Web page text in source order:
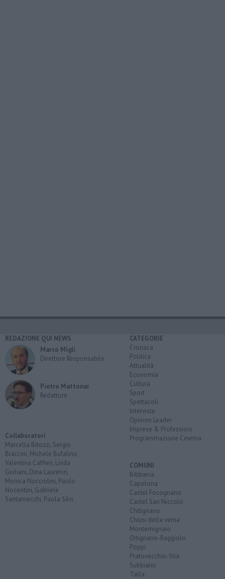
REDAZIONE QUI NEWS
Marco Migli
Direttore Responsabile
Pietro Mattonai
Redattore
Collaboratori
Marcella Bitozzi, Sergio
Braccini, Michele Bufalino,
Valentina Caffieri, Linda
Giuliani, Dina Laurenzi,
Monica Nocciolini, Paolo
Nocentini, Gabriele
Santarnecchi, Paola Silvi.
CATEGORIE
Cronaca
Politica
Attualità
Economia
Cultura
Sport
Spettacoli
Interviste
Opinion Leader
Imprese & Professioni
Programmazione Cinema
COMUNI
Bibbiena
Capolona
Castel Focognano
Castel San Niccolò
Chitignano
Chiusi della verna
Montemignaio
Ortignano-Raggiolo
Poppi
Pratovecchio-Stia
Subbiano
Talla